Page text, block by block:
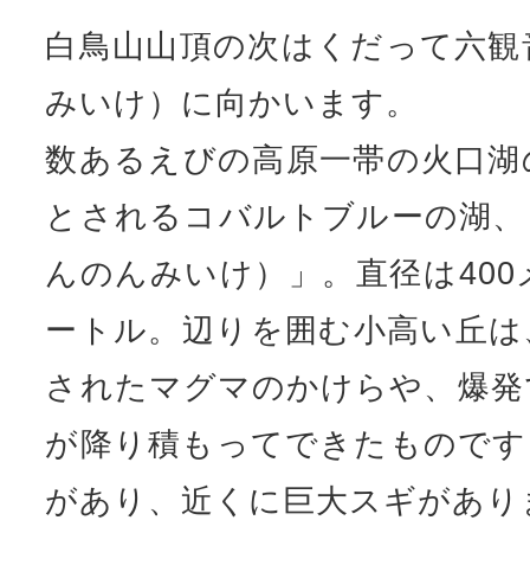
白鳥山山頂の次はくだって六
みいけ）に向かいます。
数あるえびの高原一帯の火口
とされるコバルトブルーの湖
んのんみいけ）」。直径は
ートル。辺りを囲む小高い丘
されたマグマのかけらや、爆
が降り積もってできたもので
があり、近くに巨大スギがあり